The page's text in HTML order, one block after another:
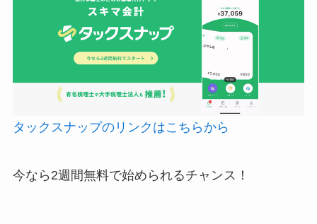
タックスナップのリンクはこちらから
今なら2週間無料で始められるチャンス！